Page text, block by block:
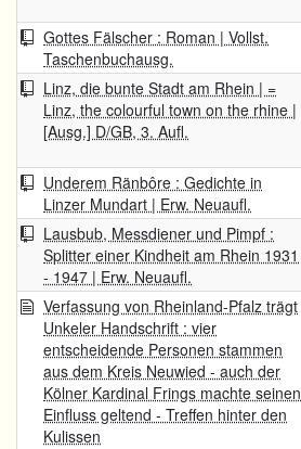
Gottes Fälscher : Roman | Vollst.
Taschenbuchausg.
Linz, die bunte Stadt am Rhein | =
Linz, the colourful town on the rhine |
[Ausg.] D/GB, 3. Aufl.
Underem Ränbôre : Gedichte in
Linzer Mundart | Erw. Neuaufl.
Lausbub, Messdiener und Pimpf :
Splitter einer Kindheit am Rhein 1931
- 1947 | Erw. Neuaufl.
Verfassung von Rheinland-Pfalz trägt
Unkeler Handschrift : vier
entscheidende Personen stammen
aus dem Kreis Neuwied - auch der
Kölner Kardinal Frings machte seinen
Einfluss geltend - Treffen hinter den
Kulissen